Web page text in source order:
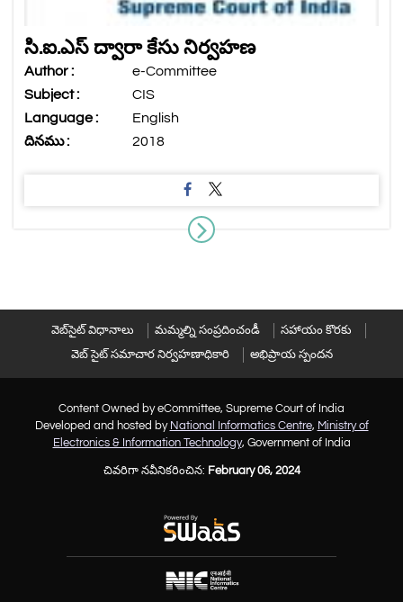
సి.ఐ.ఎస్ ద్వారా కేసు నిర్వహణ
Author :
e-Committee
Subject :
CIS
Language :
English
దినము :
2018
వెబ్‌సైట్ విధానాలు మమ్మల్ని సంప్రదించండీ
సహాయం కొరకు
వెబ్ సైట్ సమాచార నిర్వహణాధికారి
అభిప్రాయ స్పందన
Content Owned by eCommittee, Supreme Court of India
Developed and hosted by National Informatics Centre, Ministry of
Electronics & Information Technology, Government of India
చివరిగా నవీనికరించిన: February 06, 2024